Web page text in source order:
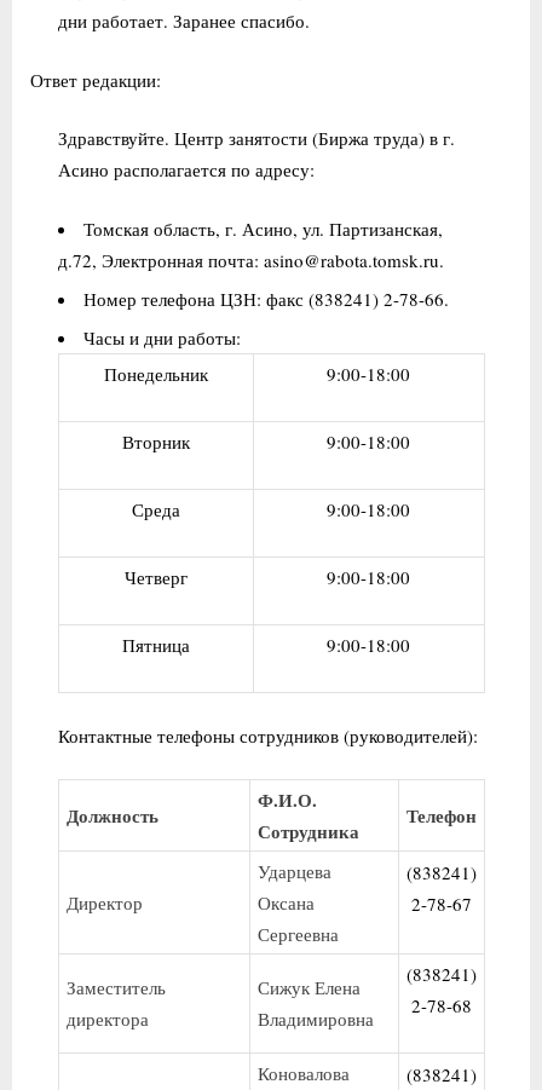
дни работает. Заранее спасибо.
Ответ редакции:
Здравствуйте. Центр занятости (Биржа труда) в г.
Асино располагается по адресу:
Томская область, г. Асино, ул. Партизанская,
д.72, Электронная почта: asino@rabota.tomsk.ru.
Номер телефона ЦЗН: факс (838241) 2-78-66.
Часы и дни работы:
Понедельник
9:00-18:00
Вторник 9:00-18:00
Среда 9:00-18:00
Четверг 9:00-18:00
Пятница 9:00-18:00
Контактные телефоны сотрудников (руководителей):
Должность
Ф.И.О.
Сотрудника
Телефон
Директор
Ударцева
Оксана
Сергеевна
(838241)
2-78-67
Заместитель
директора
Сижук Елена
Владимировна
(838241)
2-78-68
Коновалова
(838241)